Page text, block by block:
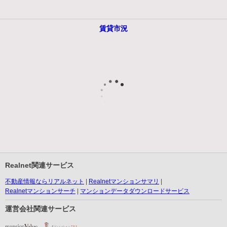
賃貸市況
Realnet関連サービス
不動産情報ならリアルネット
Realnetマンションサマリ
Realnetマンションサーチ
マンションデータダウンロードサービス
運営会社関連サービス